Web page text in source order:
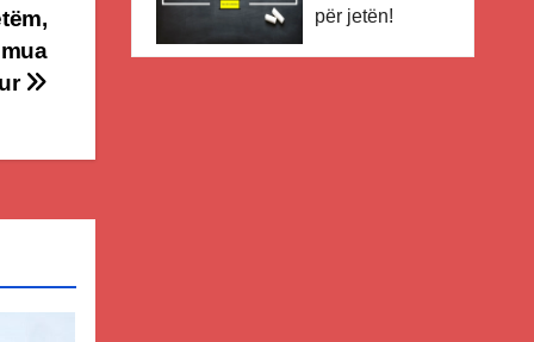
për jetën!